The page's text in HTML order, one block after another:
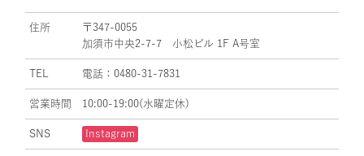
住所
〒347-0055
加須市中央2-7-7 小松ビル 1F A号室
TEL 電話：0480-31-7831
営業時間 10:00-19:00(水曜定休)
SNS Instagram